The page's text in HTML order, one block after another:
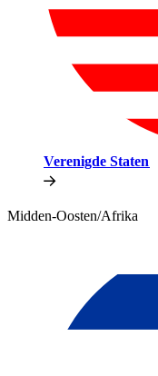
Verenigde Staten​​
Midden-Oosten/Afrika​​